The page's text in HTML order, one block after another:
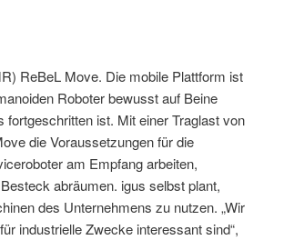
ReBeL Move. Die mobile Plattform ist
Roboter bewusst auf Beine
ist. Mit einer Traglast von
die Voraussetzungen für die
am Empfang arbeiten,
abräumen. igus selbst plant,
des Unternehmens zu nutzen. „Wir
industrielle Zwecke interessant sind“,